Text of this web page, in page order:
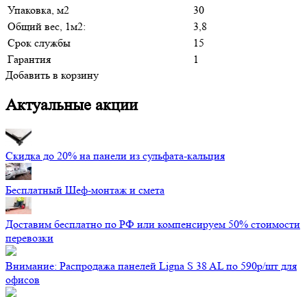
Упаковка, м2
30
Общий вес, 1м2:
3,8
Срок службы
15
Гарантия
1
Добавить в корзину
Актуальные акции
Скидка до 20% на панели из сульфата-кальция
Бесплатный Шеф-монтаж и смета
Доставим бесплатно по РФ или компенсируем 50% стоимости
перевозки
Внимание: Распродажа панелей Ligna S 38 AL по 590р/шт для
офисов